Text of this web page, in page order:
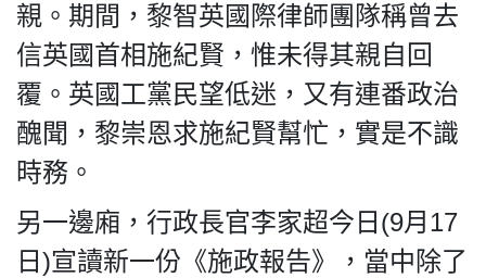
關於我們
我們的立場
親。期間，黎智英國際律師團隊稱曾去
信英國首相施紀賢，惟未得其親自回
覆。英國工黨民望低迷，又有連番政治
醜聞，黎崇恩求施紀賢幫忙，實是不識
時務。
另一邊廂，行政長官李家超今日(9月17
日)宣讀新一份《施政報告》，當中除了